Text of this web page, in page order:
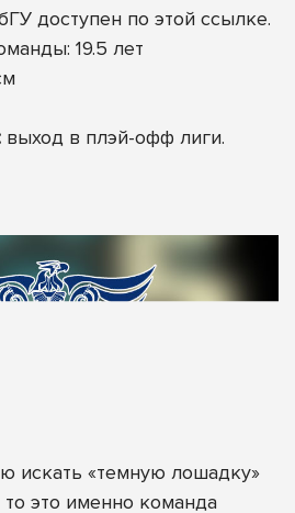
доступен по этой ссылке.
19.5 лет
выход в плэй-офф лиги.
искать «темную лошадку»
это именно команда